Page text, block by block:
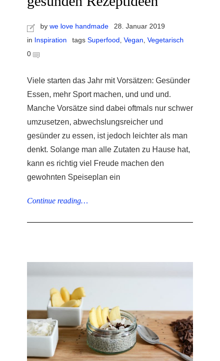
by we love handmade
28. Januar 2019
in Inspiration tags Superfood Vegan Vegetarisch
0
Viele starten das Jahr mit Vorsätzen: Gesünder
Essen, mehr Sport machen, und und und.
Manche Vorsätze sind dabei oftmals nur schwer
umzusetzen, abwechslungsreicher und
gesünder zu essen, ist jedoch leichter als man
denkt. Solange man alle Zutaten zu Hause hat,
kann es richtig viel Freude machen den
gewohnten Speiseplan ein
Continue reading…